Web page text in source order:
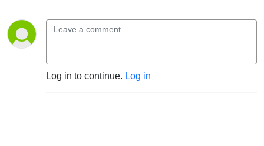
Log in to continue. Log in